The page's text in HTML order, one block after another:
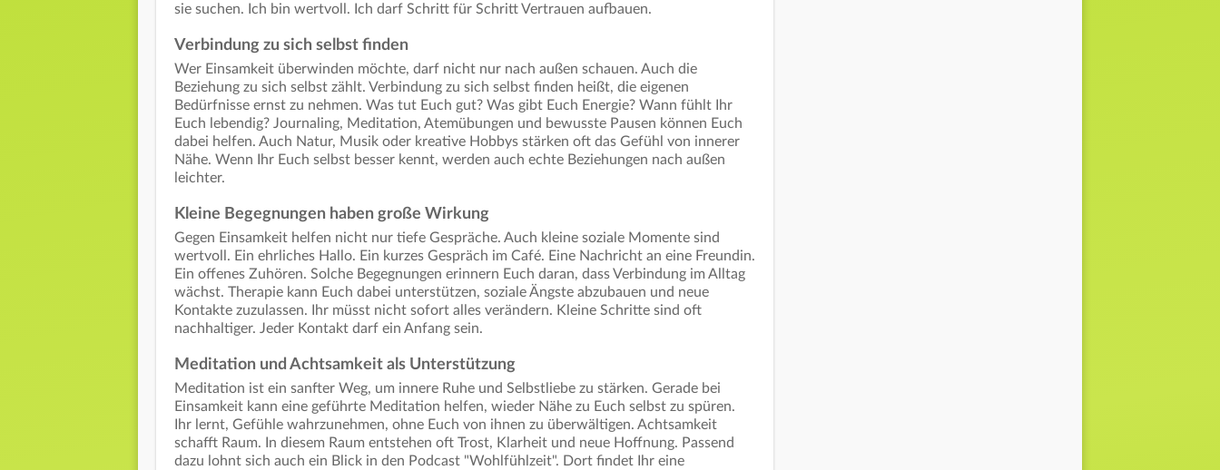
sie suchen. Ich bin wertvoll. Ich darf Schritt für Schritt Vertrauen aufbauen.
Verbindung zu sich selbst finden
Wer Einsamkeit überwinden möchte, darf nicht nur nach außen schauen. Auch die
Beziehung zu sich selbst zählt. Verbindung zu sich selbst finden heißt, die eigenen
Bedürfnisse ernst zu nehmen. Was tut Euch gut? Was gibt Euch Energie? Wann fühlt Ihr
Euch lebendig? Journaling, Meditation, Atemübungen und bewusste Pausen können Euch
dabei helfen. Auch Natur, Musik oder kreative Hobbys stärken oft das Gefühl von innerer
Nähe. Wenn Ihr Euch selbst besser kennt, werden auch echte Beziehungen nach außen
leichter.
Kleine Begegnungen haben große Wirkung
Gegen Einsamkeit helfen nicht nur tiefe Gespräche. Auch kleine soziale Momente sind
wertvoll. Ein ehrliches Hallo. Ein kurzes Gespräch im Café. Eine Nachricht an eine Freundin.
Ein offenes Zuhören. Solche Begegnungen erinnern Euch daran, dass Verbindung im Alltag
wächst. Therapie kann Euch dabei unterstützen, soziale Ängste abzubauen und neue
Kontakte zuzulassen. Ihr müsst nicht sofort alles verändern. Kleine Schritte sind oft
nachhaltiger. Jeder Kontakt darf ein Anfang sein.
Meditation und Achtsamkeit als Unterstützung
Meditation ist ein sanfter Weg, um innere Ruhe und Selbstliebe zu stärken. Gerade bei
Einsamkeit kann eine geführte Meditation helfen, wieder Nähe zu Euch selbst zu spüren.
Ihr lernt, Gefühle wahrzunehmen, ohne Euch von ihnen zu überwältigen. Achtsamkeit
schafft Raum. In diesem Raum entstehen oft Trost, Klarheit und neue Hoffnung. Passend
dazu lohnt sich auch ein Blick in den Podcast "Wohlfühlzeit". Dort findet Ihr eine